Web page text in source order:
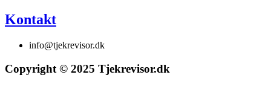
Kontakt
info@tjekrevisor.dk
Copyright © 2025 Tjekrevisor.dk